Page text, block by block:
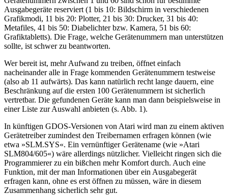
Ausgabegeräte reserviert (1 bis 10: Bildschirm in verschiedenen
Grafikmodi, 11 bis 20: Plotter, 21 bis 30: Drucker, 31 bis 40:
Metafiles, 41 bis 50: Diabelichter bzw. Kamera, 51 bis 60:
Grafiktabletts). Die Frage, welche Gerätenummern man unterstützen
sollte, ist schwer zu beantworten.
Wer bereit ist, mehr Aufwand zu treiben, öffnet einfach
nacheinander alle in Frage kommenden Gerätenummern testweise
(also ab 11 aufwärts). Das kann natürlich recht lange dauern, eine
Beschränkung auf die ersten 100 Gerätenummern ist sicherlich
vertretbar. Die gefundenen Geräte kann man dann beispielsweise in
einer Liste zur Auswahl anbieten (s. Abb. 1).
In künftigen GDOS-Versionen von Atari wird man zu einem aktiven
Gerätetreiber zumindest den Treibernamen erfragen können (wie
etwa »SLM.SYS«. Ein vernünftiger Gerätename (wie »Atari
SLM804/605«) wäre allerdings nützlicher. Vielleicht ringen sich die
Programmierer zu ein bißchen mehr Komfort durch. Auch eine
Funktion, mit der man Informationen über ein Ausgabegerät
erfragen kann, ohne es erst öffnen zu müssen, wäre in diesem
Zusammenhang sicherlich sehr gut.